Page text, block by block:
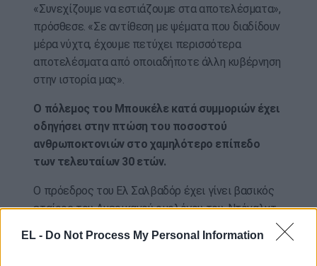
EL - Do Not Process My Personal Information
«Συνεχίζουμε να εστιάζουμε στα αποτελέσματα»,
πρόσθεσε. «Σε αντίθεση με ψέματα που διαδίδουν
μέρα νύχτα, έχουμε πετύχει περισσότερα
αποτελέσματα από οποιαδήποτε άλλη κυβέρνηση
στην ιστορία μας».
Ο πόλεμος του Μπουκέλε κατά συμμοριών έχει
οδηγήσει στην πτώση του ποσοστού
ανθρωποκτονιών στο χαμηλότερο επίπεδο
των τελευταίων 30 ετών.
Ο πρόεδρος του Ελ Σαλβαδόρ έχει γίνει βασικός
εταίρος του Αμερικανού ομολόγου του, Ντόναλντ
της παράνομης μετανάστευσης.